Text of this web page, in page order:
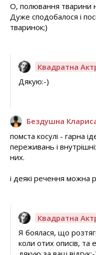
О, полювання тварини
Дуже сподобалося і
тваринок;)
Квадратна
Дякую:-)
Бездушна
помста косулі - гарна
переживань і
них.
і деякі речення можна
Квадратна
Я боялася, що
коли отих описів, та